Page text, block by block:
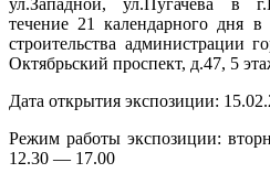
течение 21 календарного дня
строительства администрации
Октябрьский проспект, д.47, 5
Дата открытия экспозиции:
Режим работы экспозиции:
12.30 — 17.00